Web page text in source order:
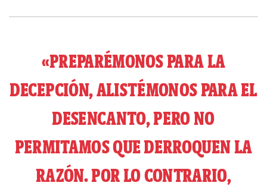
«PREPARÉMONOS PARA LA
DECEPCIÓN, ALISTÉMONOS PARA EL
DESENCANTO, PERO NO
PERMITAMOS QUE DERROQUEN LA
RAZÓN. POR LO CONTRARIO,